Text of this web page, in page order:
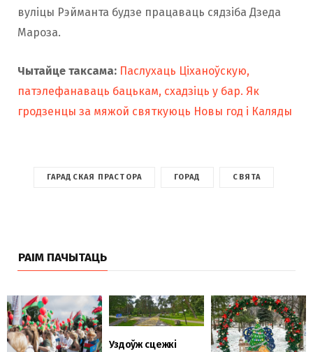
вуліцы Рэйманта будзе працаваць сядзіба Дзеда
Мароза.
Чытайце таксама: Паслухаць Ціханоўскую,
патэлефанаваць бацькам, схадзіць у бар. Як
гродзенцы за мяжой святкуюць Новы год і Каляды
ГАРАДСКАЯ ПРАСТОРА ГОРАД СВЯТА
РАІМ ПАЧЫТАЦЬ
Уздоўж сцежкі